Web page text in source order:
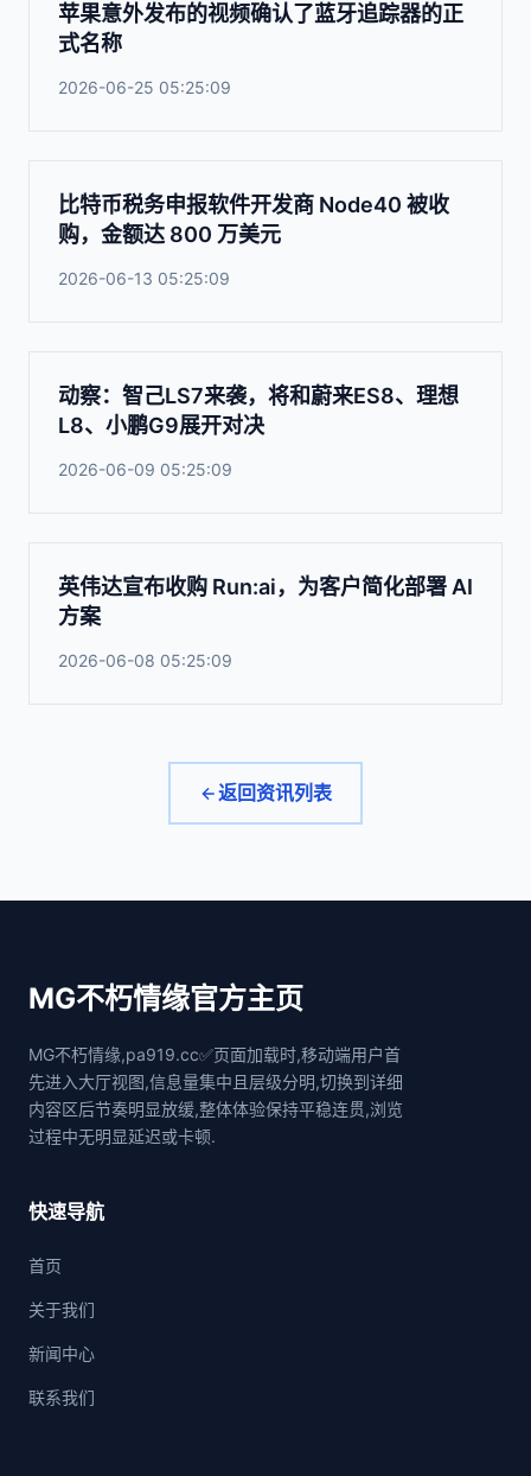
苹果意外发布的视频确认了蓝牙追踪器的正
式名称
2026-06-25 05:25:09
比特币税务申报软件开发商 Node40 被收
购，金额达 800 万美元
2026-06-13 05:25:09
动察：智己LS7来袭，将和蔚来ES8、理想
L8、小鹏G9展开对决
2026-06-09 05:25:09
英伟达宣布收购 Run:ai，为客户简化部署 AI
方案
2026-06-08 05:25:09
返回资讯列表
MG不朽情缘官方主页
MG不朽情缘,pa919.cc✅页面加载时,移动端用户首
先进入大厅视图,信息量集中且层级分明,切换到详细
内容区后节奏明显放缓,整体体验保持平稳连贯,浏览
过程中无明显延迟或卡顿.
快速导航
首页
关于我们
新闻中心
联系我们